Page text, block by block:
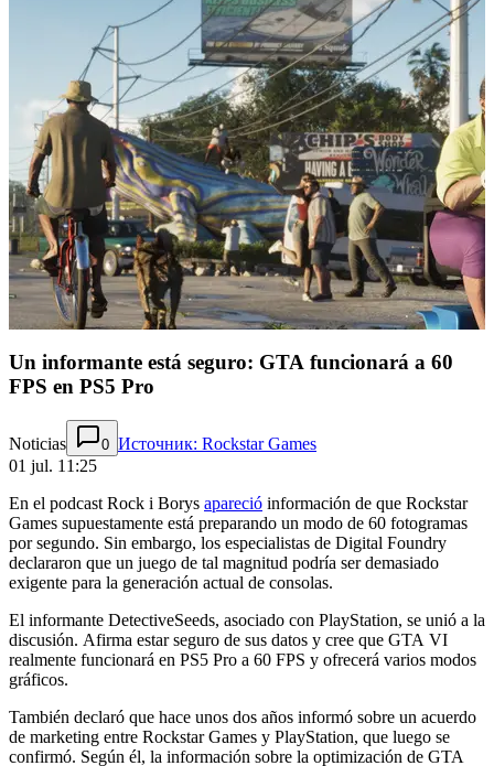
Un informante está seguro: GTA funcionará a 60
FPS en PS5 Pro
Noticias 0 Источник: Rockstar Games
01 jul. 11:25
En el podcast Rock i Borys apareció información de que Rockstar
Games supuestamente está preparando un modo de 60 fotogramas
por segundo. Sin embargo, los especialistas de Digital Foundry
declararon que un juego de tal magnitud podría ser demasiado
exigente para la generación actual de consolas.
El informante DetectiveSeeds, asociado con PlayStation, se unió a la
discusión. Afirma estar seguro de sus datos y cree que GTA VI
realmente funcionará en PS5 Pro a 60 FPS y ofrecerá varios modos
gráficos.
También declaró que hace unos dos años informó sobre un acuerdo
de marketing entre Rockstar Games y PlayStation, que luego se
confirmó. Según él, la información sobre la optimización de GTA